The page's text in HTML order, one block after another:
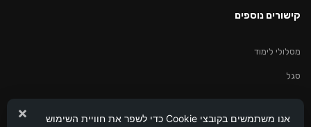
קישורים נוספים
מסלולי לימוד
סגל
× אנו משתמשים בקובצי Cookie כדי לשפר את חוויית השימוש